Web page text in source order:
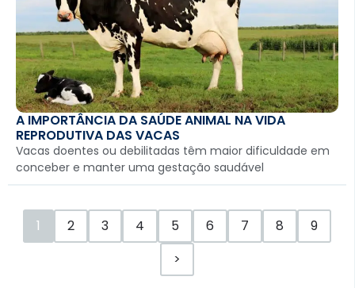
A IMPORTÂNCIA DA SAÚDE ANIMAL NA VIDA
REPRODUTIVA DAS VACAS
Vacas doentes ou debilitadas têm maior dificuldade em
conceber e manter uma gestação saudável
1 2 3 4 5 6 7 8
9
>